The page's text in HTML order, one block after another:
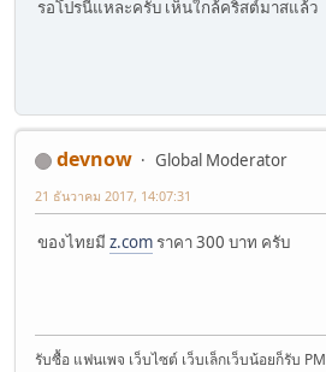
รอโปรนี่แหละครับ เห็นใกล้คริสต์มาสแล้ว
devnow
Global Moderator
21 ธันวาคม 2017, 14:07:31
ของไทยมี z.comราคา 300 บาท ครับ
รับซื้อ แฟนเพจ เว็บไซต์ เว็บเล็กเว็บน้อยก็รับ